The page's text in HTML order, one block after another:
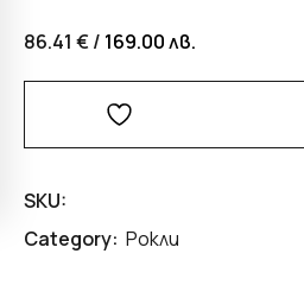
86.41 € / 169.00лв.
SKU:
Category: Рокли